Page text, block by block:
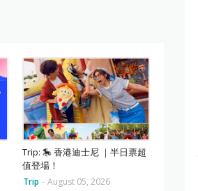
Trip: 🎠 香港迪士尼 ｜半日票超
值登場！
Trip - August 05, 2026